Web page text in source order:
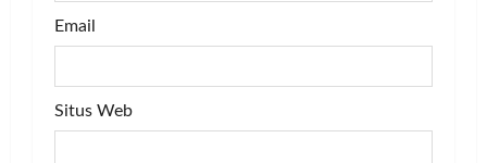
Email
Situs Web